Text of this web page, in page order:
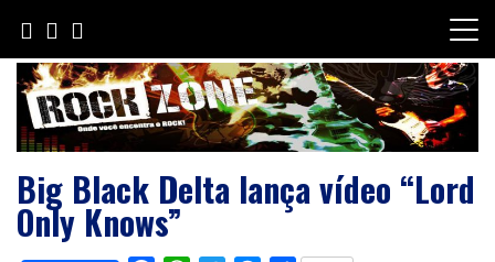
content
Big Black Delta lança vídeo “Lord
Only Knows”